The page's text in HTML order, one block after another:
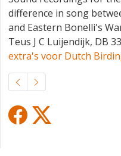
difference in song
and Eastern Bonelli's
Teus J C Luijendijk, DB
extra's voor Dutch